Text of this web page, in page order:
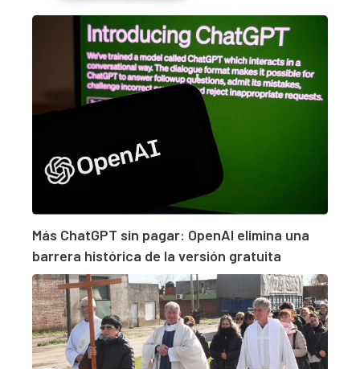
Más ChatGPT sin pagar: OpenAI elimina una
barrera histórica de la versión gratuita